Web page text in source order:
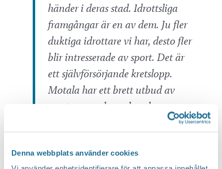
Denna webbplats använder cookies
händer i deras stad. Idrottsliga
framgångar är en av dem. Ju fler
duktiga idrottare vi har, desto fler
blir intresserade av sport. Det är
ett självförsörjande kretslopp.
Motala har ett brett utbud av
sporter; speedway, bandy,
innebandy och fotboll. Det ska vi